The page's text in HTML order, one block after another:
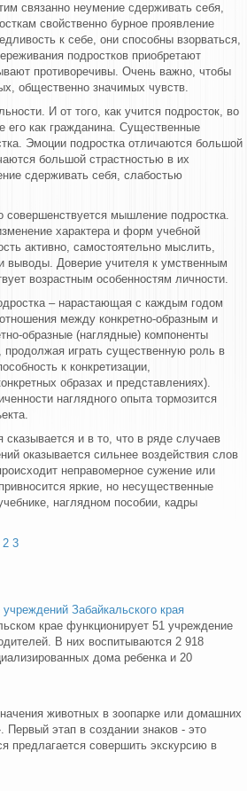
связанно неумение сдерживать себя,
свойственно бурное проявление
к себе, они способны взорваться,
подростков приобретают
противоречивы. Очень важно, чтобы
общественно значимых чувств.
И от того, как учится подросток, во
его как гражданина. Существенные
Эмоции подростка отличаются большой
большой страстностью в их
сдерживать себя, слабостью
мышление подростка.
характера и форм учебной
активно, самостоятельно мыслить,
выводы. Доверие учителя к умственным
возрастным особенностям личности.
– нарастающая с каждым годом
между конкретно-образным и
образные (наглядные) компоненты
играть существенную роль в
к конкретизации,
образах и представлениях).
наглядного опыта тормозится
и в то, что в ряде случаев
оказывается сильнее воздействия слов
неправомерное сужение или
яркие, но несущественные
наглядном пособии, кадры
2 3
Забайкальского края
крае функционирует 51 учреждение
В них воспитываются 2 918
дома ребенка и 20
животных в зоопарке или домашних
этап в создании знаков - это
предлагается совершить экскурсию в